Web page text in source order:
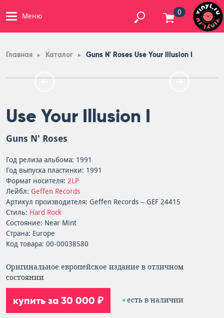
Меню 0
Главная Каталог Guns N' Roses Use Your Illusion I
Use Your Illusion I
Guns N' Roses
Год релиза альбома: 1991
Год выпуска пластинки: 1991
Формат носителя: 2LP
Лейбл: Geffen Records
Артикул производителя: Geffen Records – GEF 24415
Стиль: Hard Rock
Состояние: Near Mint
Страна: Europe
Код товара: 00-00038580
Оригинальное европейское издание в отличном
состоянии
купить за 30 000 ₽ есть в наличии